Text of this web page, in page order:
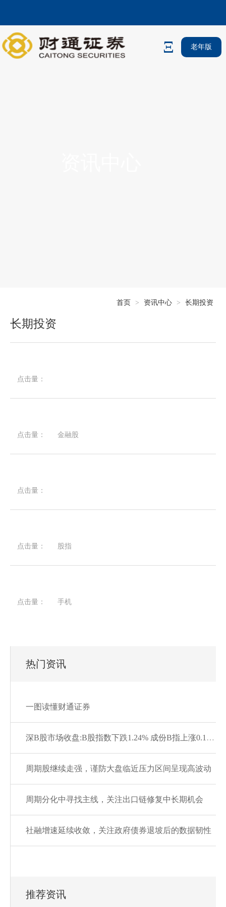
老年版
首页 > 资讯中心 > 长期投资
长期投资
点击量：
点击量： 金融股
点击量：
点击量： 股指
点击量： 手机
热门资讯
一图读懂财通证券
深B股市场收盘:B股指数下跌1.24% 成份B指上涨0.13%
周期股继续走强，谨防大盘临近压力区间呈现高波动
周期分化中寻找主线，关注出口链修复中长期机会
社融增速延续收敛，关注政府债券退坡后的数据韧性
推荐资讯